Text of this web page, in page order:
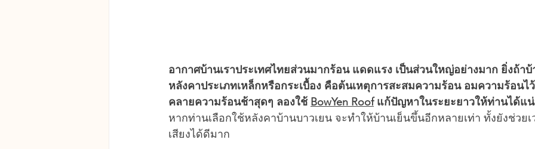
อากาศบ้านเราประเทศไทยส่วนมากร้อน แดดแรง เป็นส่วนใหญ่อย่างมาก ยิ่งถ้า
หลังคาประเภทเหล็กหรือกระเบื้อง คือต้นเหตุการสะสมความร้อน อมความร้อนไ
คลายความร้อนช้าสุดๆ ลองใช้ BowYen Roof แก้ปัญหาในระยะยาวให้ท่านได้แ
หากท่านเลือกใช้หลังคาบ้านบาวเยน จะทำให้บ้านเย็นขึ้นอีกหลายเท่า ทั้งยังช่วย
เสียงได้ดีมาก